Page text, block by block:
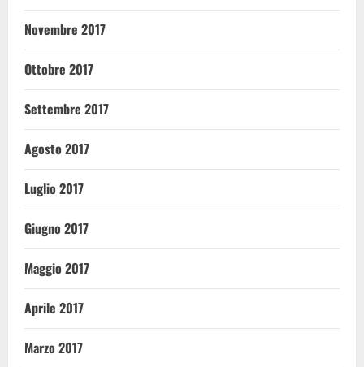
Novembre 2017
Ottobre 2017
Settembre 2017
Agosto 2017
Luglio 2017
Giugno 2017
Maggio 2017
Aprile 2017
Marzo 2017